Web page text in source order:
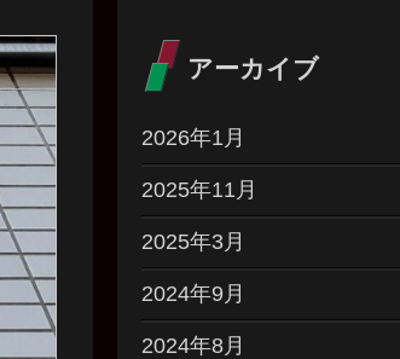
アーカイブ
2026年1月
2025年11月
2025年3月
2024年9月
2024年8月